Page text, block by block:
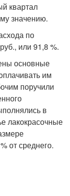
квартал
значению.
по
или 91,8 %.
основные
им
поручили
в
лакокрасочные
от среднего.